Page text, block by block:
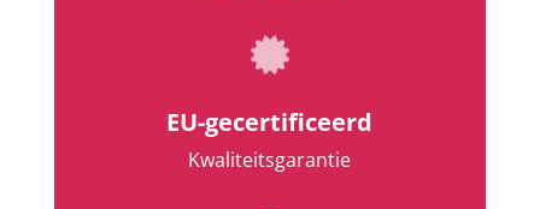

EU-gecertificeerd
Kwaliteitsgarantie